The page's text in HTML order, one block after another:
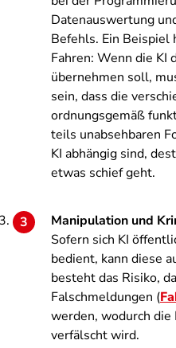
Datenauswertung
Befehls. Ein Beispiel
Fahren: Wenn die KI
übernehmen soll,
sein, dass die
ordnungsgemäß
teils unabsehbaren
KI abhängig sind,
etwas schief geht.
Manipulation und
Sofern sich KI
bedient, kann diese
besteht das Risiko,
Falschmeldungen (
werden, wodurch die
verfälscht wird.